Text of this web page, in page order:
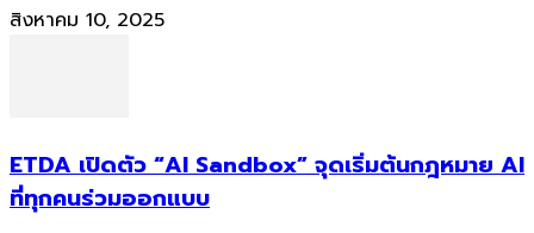
สิงหาคม 10, 2025
ETDA เปิดตัว “AI Sandbox” จุดเริ่มต้นกฎหมาย AI
ที่ทุกคนร่วมออกแบบ